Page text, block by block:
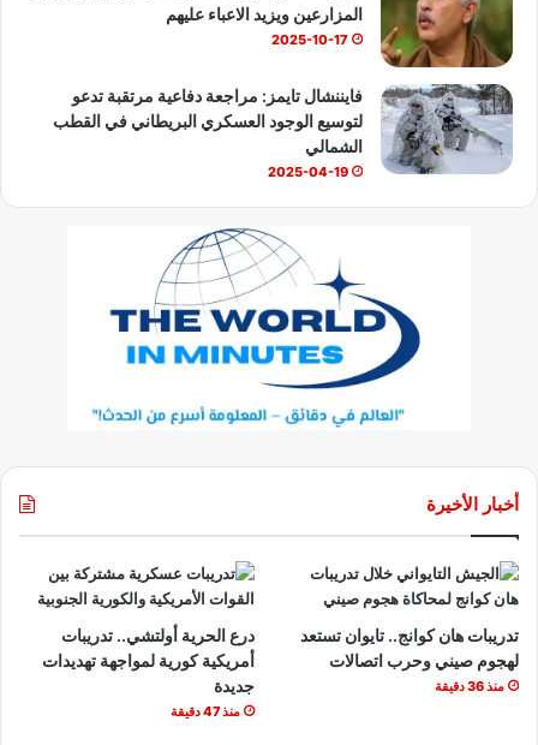
المزارعين ويزيد الاعباء عليهم
2025-10-17
فايننشال تايمز: مراجعة دفاعية مرتقبة تدعو
لتوسيع الوجود العسكري البريطاني في القطب
الشمالي
2025-04-19
أخبار الأخيرة
تدريبات هان كوانج.. تايوان تستعد
لهجوم صيني وحرب اتصالات
منذ 36 دقيقة
درع الحرية أولتشي.. تدريبات
أمريكية كورية لمواجهة تهديدات
جديدة
منذ 47 دقيقة